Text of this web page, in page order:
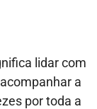
lidar com
a
por toda a